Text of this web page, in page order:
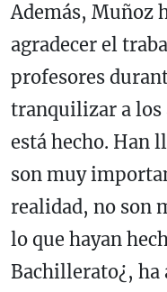
Además, Muñoz
agradecer el
profesores
tranquilizar a los
está hecho. Han
son muy
realidad, no son
lo que hayan
Bachillerato¿, ha